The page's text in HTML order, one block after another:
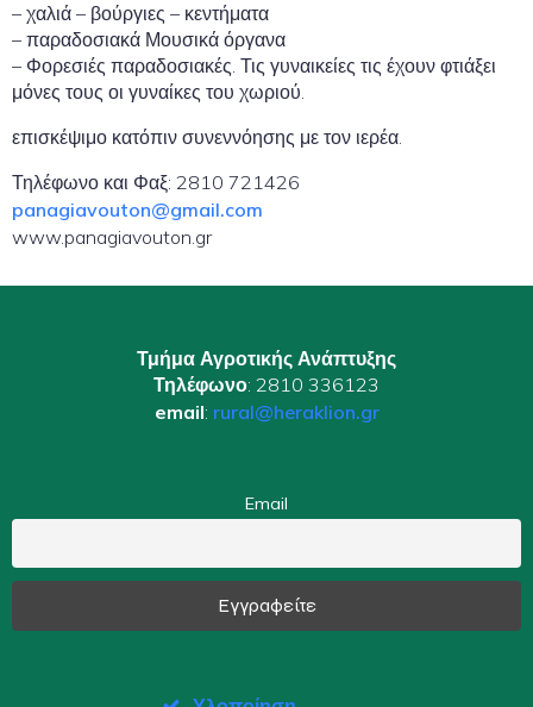
– χαλιά – βούργιες – κεντήματα
– παραδοσιακά Μουσικά όργανα
– Φορεσιές παραδοσιακές. Τις γυναικείες τις έχουν φτιάξει
μόνες τους οι γυναίκες του χωριού.
επισκέψιμο κατόπιν συνεννόησης με τον ιερέα.
Τηλέφωνο και Φαξ: 2810 721426
panagiavouton@gmail.com
www.panagiavouton.gr
Τμήμα Αγροτικής Ανάπτυξης
Τηλέφωνο: 2810 336123
email: rural@heraklion.gr
Email